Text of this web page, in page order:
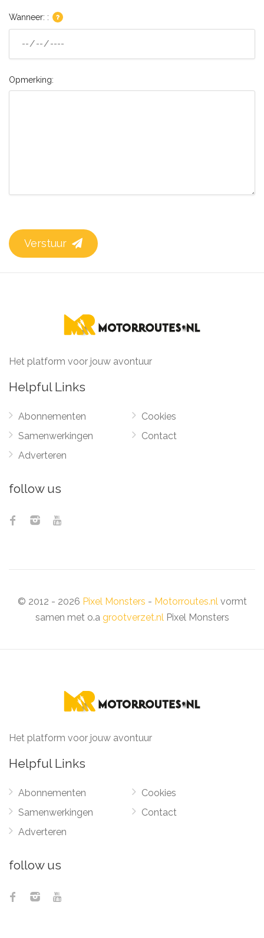
Wanneer: :
Opmerking:
Verstuur
Het platform voor jouw avontuur
Helpful Links
Abonnementen
Samenwerkingen
Adverteren
Cookies
Contact
follow us
© 2012 - 2026 Pixel Monsters - Motorroutes.nlvormt
samen met o.a grootverzet.nlPixel Monsters
Het platform voor jouw avontuur
Helpful Links
Abonnementen
Samenwerkingen
Adverteren
Cookies
Contact
follow us